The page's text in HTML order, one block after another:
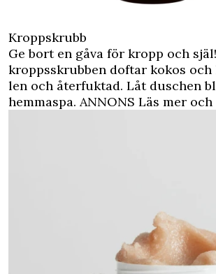
Kroppskrubb
Ge bort en gåva för kropp och
kroppsskrubben doftar kokos
len och återfuktad. Låt duschen
hemmaspa. ANNONS Läs mer